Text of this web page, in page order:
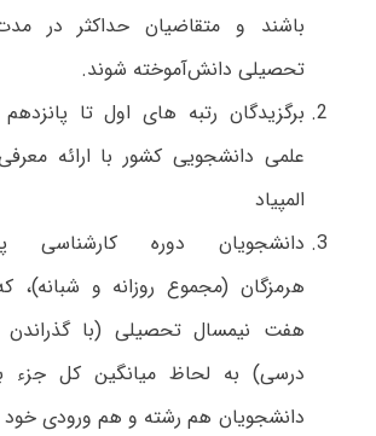
باشند و متقاضیان حداکثر در
تحصیلی دانش‌آموخته شوند.
برگزیدگان رتبه های اول تا پانزدهم
علمی دانشجویی کشور با ارائه معرفی
المپیاد
دانشجویان دوره کارشناسی
هرمزگان (مجموع روزانه و شبانه)،
درسی) به لحاظ میانگین کل جزء
دانشجویان هم رشته و هم ورودی خود